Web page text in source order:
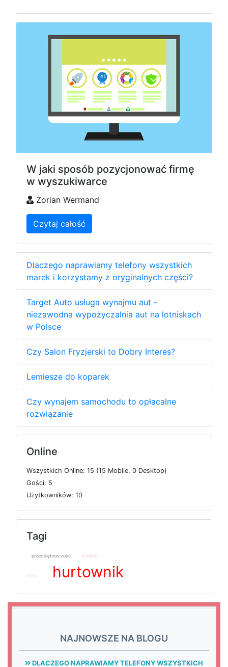
W jaki sposób pozycjonować firmę
w wyszukiwarce
Zorian Wermand
Czytaj całość
Dlaczego naprawiamy telefony wszystkich
marek i korzystamy z oryginalnych części?
Target Auto usługa wynajmu aut -
niezawodna wypożyczalnia aut na lotniskach
w Polsce
Czy Salon Fryzjerski to Dobry Interes?
Lemiesze do koparek
Czy wynajem samochodu to opłacalne
rozwiązanie
Online
Wszystkich Online: 15 (15 Mobile, 0 Desktop)
Gości: 5
Użytkowników: 10
Tagi
przedsiębiorczość Polskie
firmy hurtownik
NAJNOWSZE NA BLOGU
DLACZEGO NAPRAWIAMY TELEFONY WSZYSTKICH